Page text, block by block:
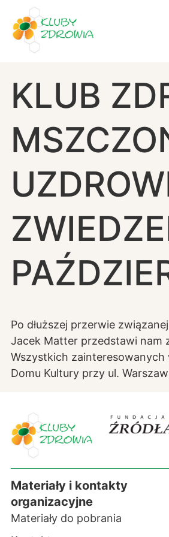
KLUB
Po dłuższej przerwie
Jacek Matter przedstawi nam
Wszystkich zainteresowanych
Domu Kultury przy ul.
Materiały i kontakty
organizacyjne
Materiały do pobrania